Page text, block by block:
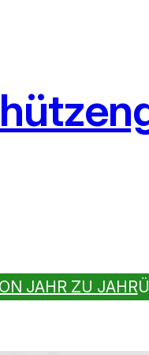
JAHR ZU JAHR